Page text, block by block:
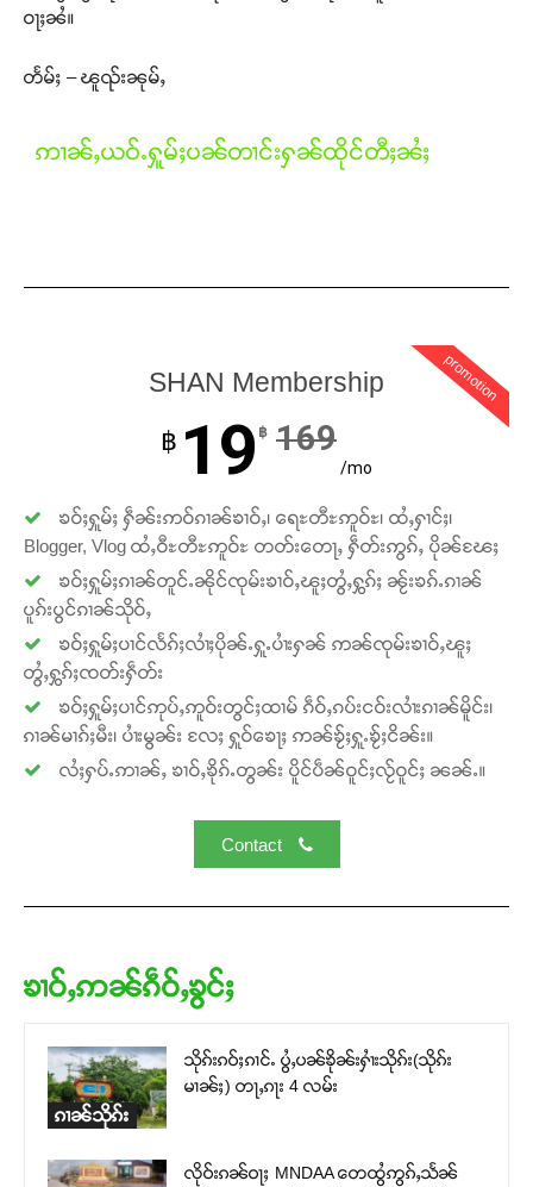
Support SHAN
တႃႇႁႂ်ႈသဵင်ၵၢင်ၸႂ်ၵူၼ်းမိူင်း ၵူႈတီႈၵူႈလႅၼ်ပေႃးတေၸွ
တ်ႇ တူဝ်ႈလုမ်ႈၾႃႉၼၼ်ႉ ၶဝ်ႈႁူမ်ႈၵမ်ႉထႅမ် ၸုမ်းၶၢ
Donate Now
ဝႃႈၼႆ။
တႅမ်ႈ – ၽူၺ်းၼုမ်ႇ
ဢၢၼ်ႇယဝ်ႉႁူမ်ႈပၼ်တၢင်းႁၼ်ထိုင်တီႈၼႆႈ
promotion
SHAN Membership
฿ 19 ฿ 169
/mo
ၶဝ်ႈႁူမ်ႈ ႁဵၼ်းဢဝ်ၵၢၼ်ၶၢဝ်ႇ၊ ရေႊတီႊဢူဝ်ႊ၊ ထႆႇႁၢင်ႈ၊
Blogger, Vlog ထႆႇဝီႊတီႊဢူဝ်ႊ တတ်းတေႃႇ ႁဵတ်းဢွၵ်ႇ ပိုၼ်ၽႄႈ
ၶဝ်ႈႁူမ်ႈၵၢၼ်တူင်ႉၼိုင်ၸုမ်းၶၢဝ်ႇၽူႈတွႆႇႁွၵ်ႈ ၼႂ်းၶၵ်ႉၵၢၼ်
ပူၵ်းပွင်ၵၢၼ်သိုဝ်ႇ
ၶဝ်ႈႁူမ်ႈပၢင်လႅၵ်ႈလၢႆႈပိုၼ်ႉႁူႉပၢႆးႁၼ် ဢၼ်ၸုမ်းၶၢဝ်ႇၽူႈ
တွႆႇႁွၵ်ႈၸတ်းႁဵတ်း
ၶဝ်ႈႁူမ်ႈပၢင်ဢုပ်ႇဢူဝ်းတွင်ႈထၢမ် ၵဵဝ်ႇၵပ်းငဝ်းလၢႆးၵၢၼ်မိူင်း၊
ၵၢၼ်မၢၵ်ႈမီး၊ ပၢႆးမွၼ်း လႄႈ ႁူဝ်ၶေႃႈ ဢၼ်ၶႂ်ႈႁူႉၶႂ်ႈငိၼ်း။
လႆႈႁပ်ႉဢၢၼ်ႇ ၶၢဝ်ႇၶိုၵ်ႉတွၼ်း ပိူင်ပဵၼ်ဝူင်ႈလႂ်ဝူင်ႈ ၼၼ်ႉ။
Contact
ၶၢဝ်ႇဢၼ်ၵဵဝ်ႇၶွင်ႈ
ၵၢၼ်သိုၵ်း
သိုၵ်းၵဝ်ႈၵၢင်ႉ ပွႆႇပၼ်ၶိုၼ်းႁၢႆးသိုၵ်း(သိုၵ်း
မၢၼ်ႈ) တႃႇၵႃး 4 လမ်း
လိုဝ်းၵၼ်ဝႃႈ MNDAA တေထွႆဢွၵ်ႇသႅၼ်